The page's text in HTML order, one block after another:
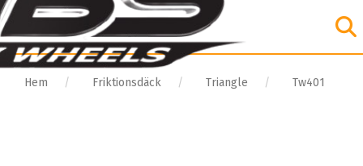
Hem Friktionsdäck Triangle Tw401